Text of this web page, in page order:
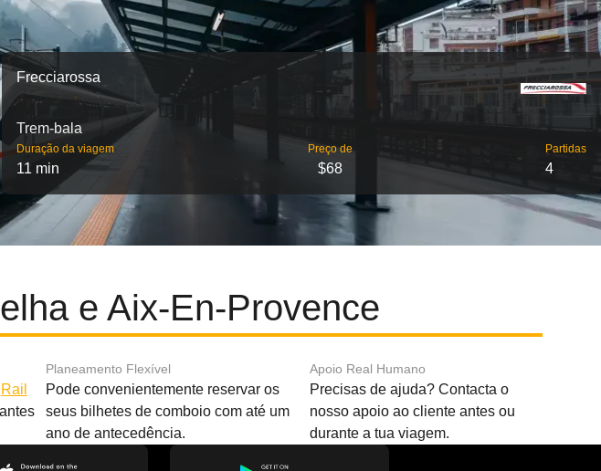
Frecciarossa
Trem-bala
Duração da viagem
11 min
Preço de
$68
Partidas
4
e Aix-En-Provence
Rail
Planeamento Flexível
Pode convenientemente reservar os
seus bilhetes de comboio com até um
ano de antecedência.
Apoio Real Humano
Precisas de ajuda? Contacta o
nosso apoio ao cliente antes ou
durante a tua viagem.